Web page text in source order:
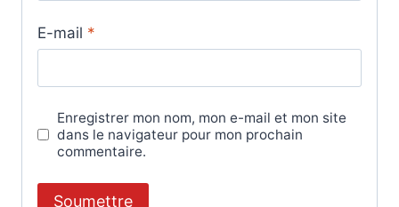
E-mail *
Enregistrer mon nom, mon e-mail et mon site
dans le navigateur pour mon prochain
commentaire.